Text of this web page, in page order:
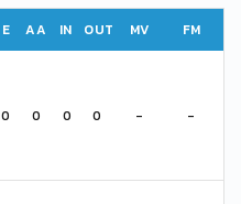
E AA IN OUT MV FM
0 0 0 0 - -